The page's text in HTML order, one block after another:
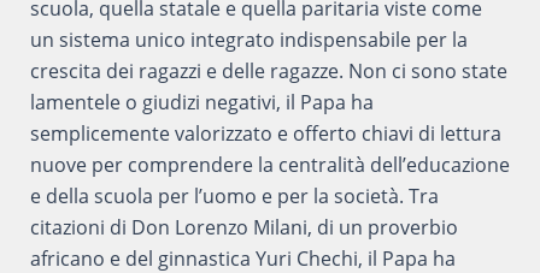
scuola, quella statale e quella paritaria viste come
un sistema unico integrato indispensabile per la
crescita dei ragazzi e delle ragazze. Non ci sono state
lamentele o giudizi negativi, il Papa ha
semplicemente valorizzato e offerto chiavi di lettura
nuove per comprendere la centralità dell’educazione
e della scuola per l’uomo e per la società. Tra
citazioni di Don Lorenzo Milani, di un proverbio
africano e del ginnastica Yuri Chechi, il Papa ha